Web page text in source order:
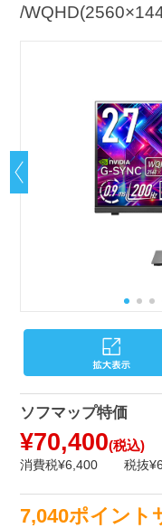
/
ソフマップ特価
¥70,400(税込)
消費税¥6,400 税抜
7,040ポイン